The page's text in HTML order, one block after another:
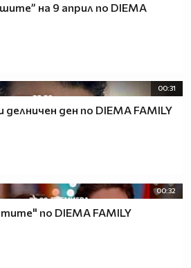
на 9 април по DIEMA
00:31
ден по DIEMA FAMILY
00:32
по DIEMA FAMILY